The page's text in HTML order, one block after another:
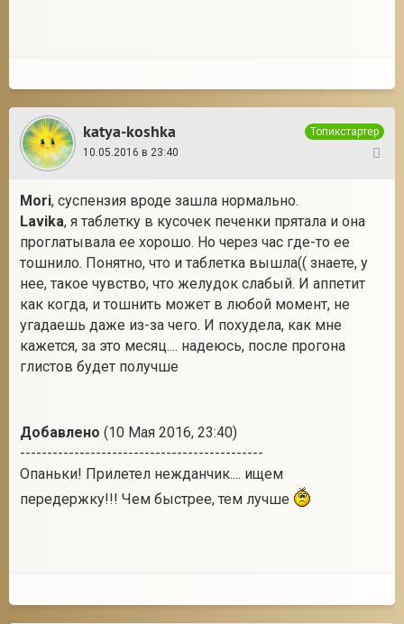
katya-koshka
Топикстартер
10.05.2016 в 23:40
Mori, суспензия вроде зашла нормально.
Lavika, я таблетку в кусочек печенки прятала и она
проглатывала ее хорошо. Но через час где-то ее
тошнило. Понятно, что и таблетка вышла(( знаете, у
нее, такое чувство, что желудок слабый. И аппетит
как когда, и тошнить может в любой момент, не
угадаешь даже из-за чего. И похудела, как мне
кажется, за это месяц.... надеюсь, после прогона
глистов будет получше
Добавлено (10 Мая 2016, 23:40)
---------------------------------------------
Опаньки! Прилетел нежданчик.... ищем
передержку!!! Чем быстрее, тем лучше